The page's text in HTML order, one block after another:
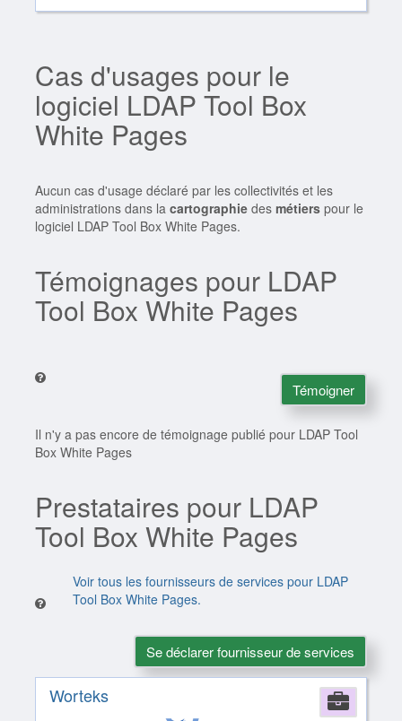
Cas d'usages pour le
logiciel LDAP Tool Box
White Pages
Aucun cas d'usage déclaré par les collectivités et les
administrations dans lacartographie desmétiers pour le
logiciel LDAP Tool Box White Pages.
Témoignages pour LDAP
Tool Box White Pages
Témoigner
Il n'y a pas encore de témoignage publié pour LDAP Tool
Box White Pages
Prestataires pour LDAP
Tool Box White Pages
Voir tous les fournisseurs de services pour LDAP
Tool Box White Pages.
Se déclarer fournisseur de services
Worteks